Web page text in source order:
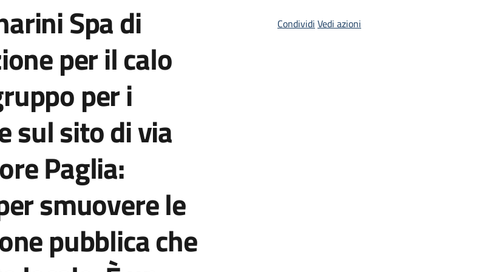
Spa di
per il calo
per i
sul sito di via
Paglia:
smuovere le
pubblica che
Condividi Vedi azioni